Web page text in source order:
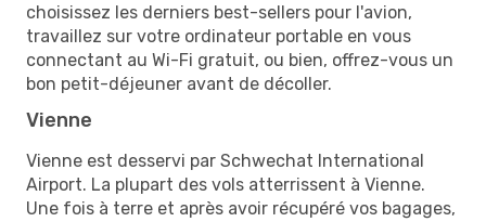
choisissez les derniers best-sellers pour l'avion,
travaillez sur votre ordinateur portable en vous
connectant au Wi-Fi gratuit, ou bien, offrez-vous un
bon petit-déjeuner avant de décoller.
Vienne
Vienne est desservi par Schwechat International
Airport. La plupart des vols atterrissent à Vienne.
Une fois à terre et après avoir récupéré vos bagages,